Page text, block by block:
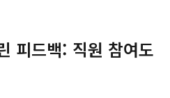
피드백: 직원 참여도